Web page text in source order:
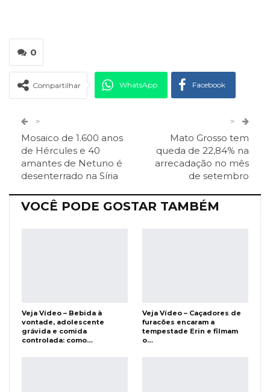
0
Compartilhar WhatsApp Facebook
Facebook Messenger O email
>
Mosaico de 1.600 anos
de Hércules e 40
amantes de Netuno é
desenterrado na Síria
>
Mato Grosso tem
queda de 22,84% na
arrecadação no mês
de setembro
VOCÊ PODE GOSTAR TAMBÉM
Veja Vídeo – Bebida à
vontade, adolescente
grávida e comida
controlada: como…
Veja Vídeo – Caçadores de
furacões encaram a
tempestade Erin e filmam
o…